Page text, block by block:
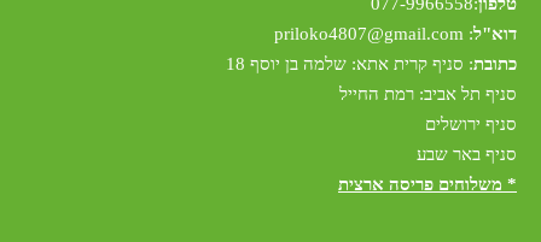
טלפון:
077-9966558
דוא"ל:
priloko4807@gmail.com
כתובת: סניף קרית אתא: שלמה בן יוסף 18
סניף תל אביב: רמת החייל
סניף ירושלים
סניף באר שבע
* משלוחים פריסה ארצית